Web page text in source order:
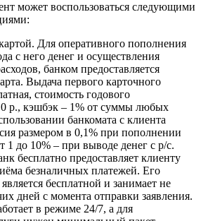
может воспользоваться следующими
Для оперативного пополнения
с него денег и осуществления
банком предоставляется
Выдача первого карточного
стоимость годового
р., кэшбэк – 1% от суммы любых
банкомата с клиента
размером в 0,1% при пополнении
1 до 10% – при выводе денег с р/с.
бесплатно предоставляет клиенту
безналичных платежей. Его
бесплатной и занимает не
дней с момента отправки заявления.
в режиме 24/7, а для